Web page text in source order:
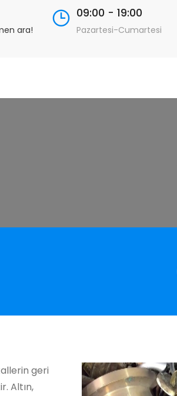
ara!
09:00 - 19:00
Pazartesi-Cumartesi
geri
Altın,